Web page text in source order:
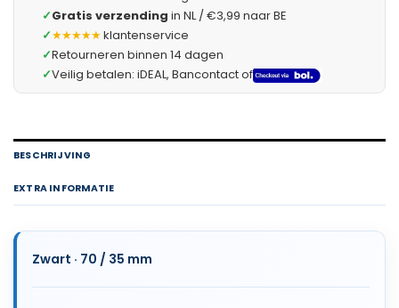
✓Gratis verzending in NL / €3,99 naar BE
✓★★★★★klantenservice
✓Retourneren binnen 14 dagen
✓Veilig betalen: iDEAL, Bancontact of
BESCHRIJVING
EXTRA INFORMATIE
Zwart · 70 / 35 mm